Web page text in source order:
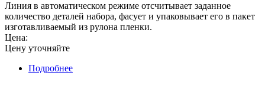
Линия в автоматическом режиме отсчитывает заданное
количество деталей набора, фасует и упаковывает его в пакет
изготавливаемый из рулона пленки.
Цена:
Цену уточняйте
Подробнее